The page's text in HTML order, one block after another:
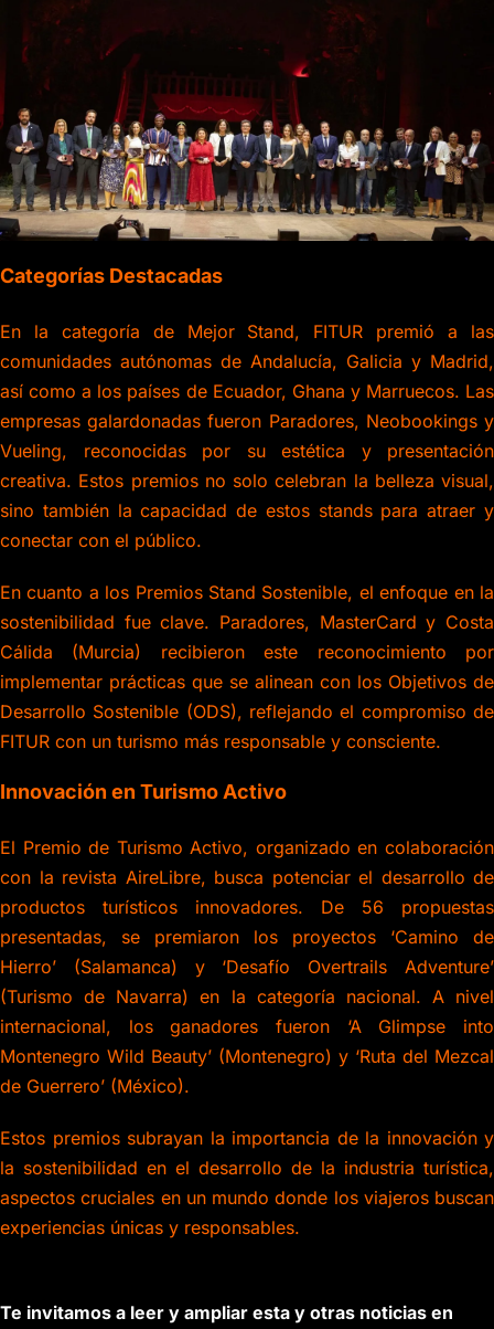
Categorías Destacadas
En la categoría de Mejor Stand, FITUR premió a las
comunidades autónomas de Andalucía, Galicia y Madrid,
así como a los países de Ecuador, Ghana y Marruecos. Las
empresas galardonadas fueron Paradores, Neobookings y
Vueling, reconocidas por su estética y presentación
creativa. Estos premios no solo celebran la belleza visual,
sino también la capacidad de estos stands para atraer y
conectar con el público.
En cuanto a los Premios Stand Sostenible, el enfoque en la
sostenibilidad fue clave. Paradores, MasterCard y Costa
Cálida (Murcia) recibieron este reconocimiento por
implementar prácticas que se alinean con los Objetivos de
Desarrollo Sostenible (ODS), reflejando el compromiso de
FITUR con un turismo más responsable y consciente.
Innovación en Turismo Activo
El Premio de Turismo Activo, organizado en colaboración
con la revista AireLibre, busca potenciar el desarrollo de
productos turísticos innovadores. De 56 propuestas
presentadas, se premiaron los proyectos ‘Camino de
Hierro’ (Salamanca) y ‘Desafío Overtrails Adventure’
(Turismo de Navarra) en la categoría nacional. A nivel
internacional, los ganadores fueron ‘A Glimpse into
Montenegro Wild Beauty’ (Montenegro) y ‘Ruta del Mezcal
de Guerrero’ (México).
Estos premios subrayan la importancia de la innovación y
la sostenibilidad en el desarrollo de la industria turística,
aspectos cruciales en un mundo donde los viajeros buscan
experiencias únicas y responsables.
Te invitamos a leer y ampliar esta y otras noticias en